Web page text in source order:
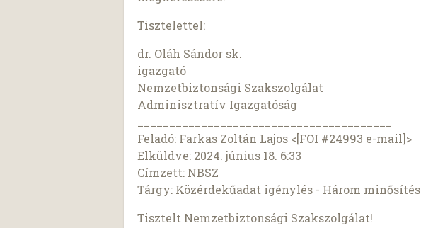
Tisztelettel:
dr. Oláh Sándor sk.
igazgató
Nemzetbiztonsági Szakszolgálat
Adminisztratív Igazgatóság
Feladó: Farkas Zoltán Lajos <[FOI #24993 e-mail]>
Elküldve: 2024. június 18. 6:33
Címzett: NBSZ
Tárgy: Közérdekűadat igénylés - Három minősítés
Tisztelt Nemzetbiztonsági Szakszolgálat!